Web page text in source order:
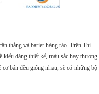
thẳng và barier hàng rào. Trên Thị
kiểu dáng thiết kế, màu sắc hay thương
bản đều giống nhau, sẽ có những bộ